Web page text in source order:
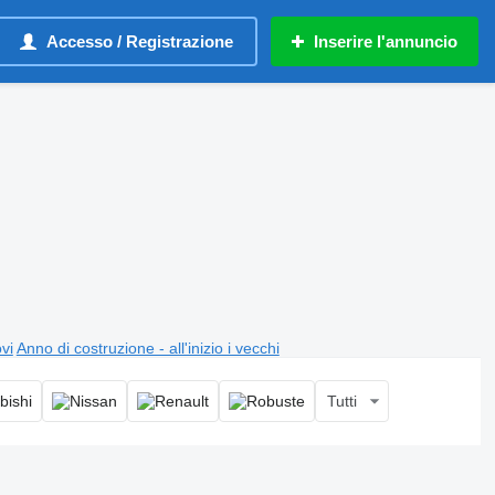
Accesso / Registrazione Inserire l'annuncio
Anno di costruzione - all'inizio i vecchi
Tutti